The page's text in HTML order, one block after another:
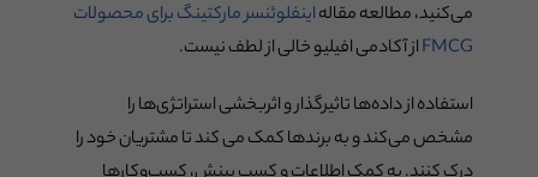
می‌کنید، مطالعه مقالهاینفلوئنسر مارکتینگ برای محصولات
FMCGاز آکادمی افیلیو خالی از لطف نیست.
استفاده از داده‌ها تاثیرگذار و اثربخشی استراتژی‌ها را
مشخص می‌کند و به برندها کمک می کند تا مشتریان خود را